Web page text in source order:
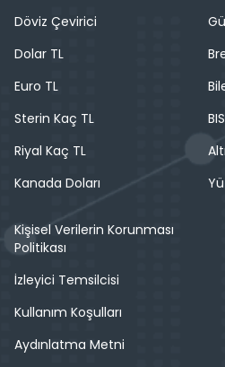
Döviz Çevirici
Dolar TL
Euro TL
Sterin Kaç TL
Riyal Kaç TL
Kanada Doları
Kişisel Verilerin Korunması
Politikası
İzleyici Temsilcisi
Kullanım Koşulları
Aydınlatma Metni